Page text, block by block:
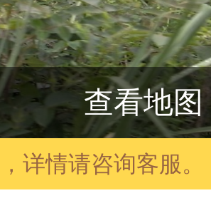
查看地图
详情请咨询客服。